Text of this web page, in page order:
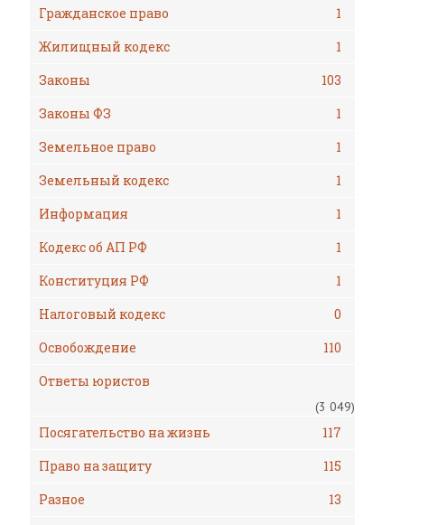
Гражданское право
1
Жилищный кодекс
1
Законы
103
Законы ФЗ
1
Земельное право
1
Земельный кодекс
1
Информация
1
Кодекс об АП РФ
1
Конституция РФ
1
Налоговый кодекс
0
Освобождение
110
Ответы юристов
(3 049)
Посягательство на жизнь
117
Право на защиту
115
Разное
13